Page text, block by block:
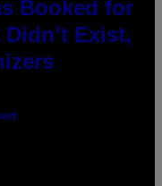
Booked for
Exist,